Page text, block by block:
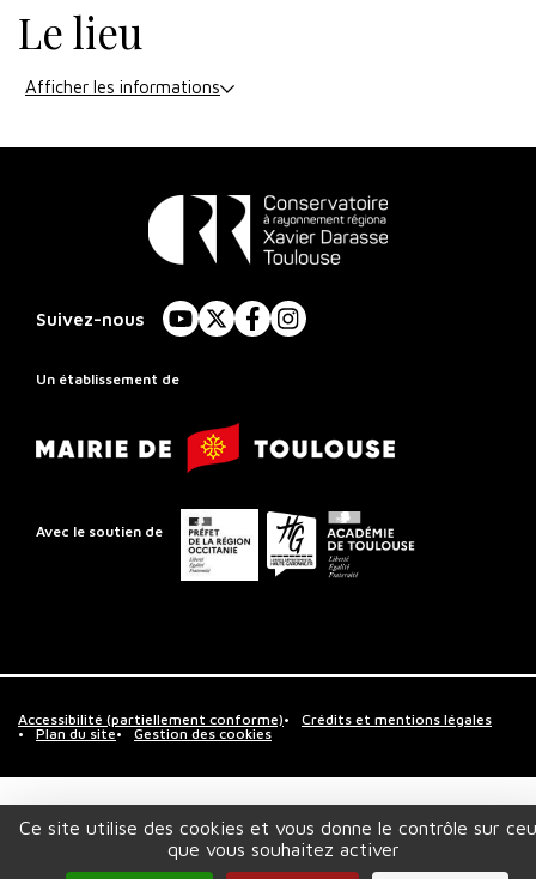
Le lieu
Afficher les informations
Rayonnement
Régional
Toulouse
Suivez-nous
YouTube
X FacebookInstagram
Un établissement de
Mairie
de
Avec le soutien de
Préfet
de
la
Conseil
départemental
Académie
de
Accessibilité (partiellement conforme)
Crédits et mentions légales
Plan du site
Gestion des cookies
Ce site utilise des cookies et vous donne le contrôle sur
que vous souhaitez activer